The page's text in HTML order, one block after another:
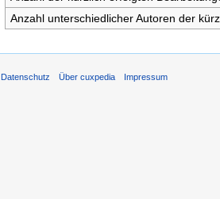
Anzahl unterschiedlicher Autoren der
Datenschutz Über cuxpedia Impressum